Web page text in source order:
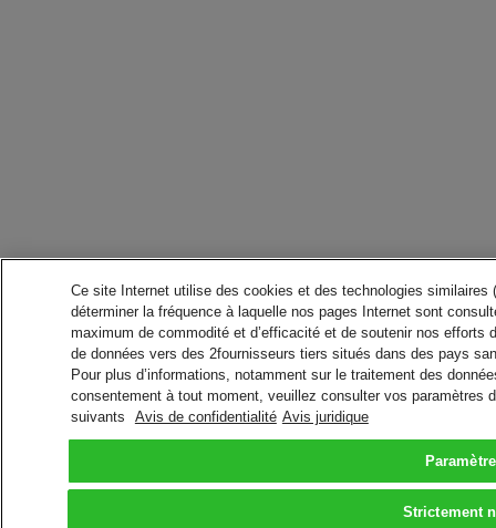
Ce site Internet utilise des cookies et des technologies
déterminer la fréquence à laquelle nos pages Internet sont
maximum de commodité et d’efficacité et de soutenir nos
de données vers des 2fournisseurs tiers situés dans des pays
Pour plus d’informations, notamment sur le traitement des
consentement à tout moment, veuillez consulter vos paramètres
suivants
Avis de confidentialité Avis juridique
Strictement